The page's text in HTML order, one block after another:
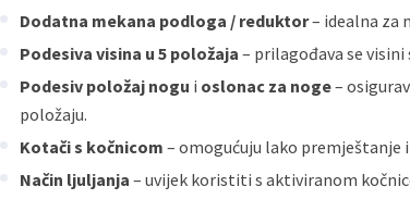
Dodatna mekana podloga / reduktor– idealna za
Podesiva visina u 5 položaja – prilagođava se
Podesiv položaj nogu i oslonac za noge–
položaju.
Kotači s kočnicom – omogućuju lako
Način ljuljanja – uvijek koristiti s aktiviranom